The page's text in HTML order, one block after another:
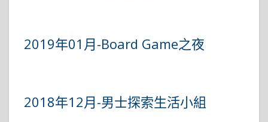
2019年01月-Board Game之夜
2018年12月-男士探索生活小組